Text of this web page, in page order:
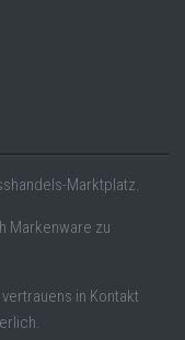
Marktplatz.
Markenware zu
in Kontakt